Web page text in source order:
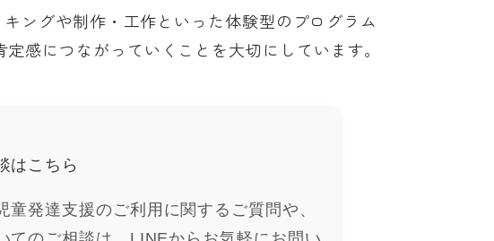
ングや制作・工作といった体験型のプログラム
感につながっていくことを大切にしています。
はこちら
発達支援のご利用に関するご質問や、